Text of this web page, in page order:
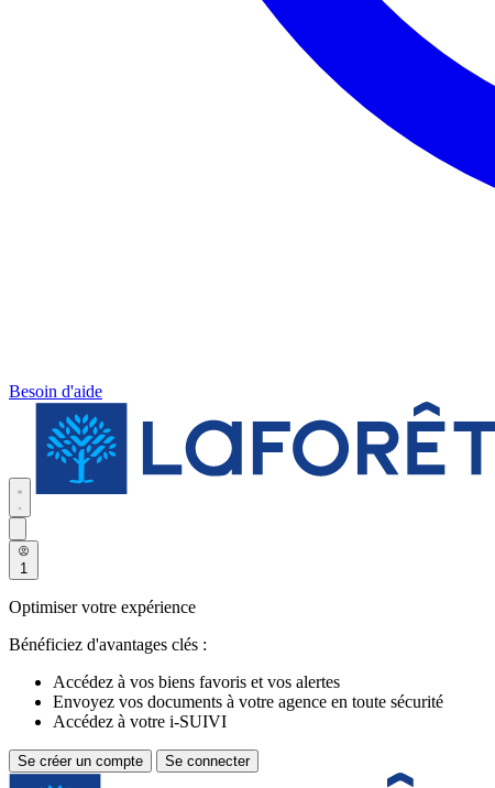
Besoin d'aide
1
Optimiser votre expérience
Bénéficiez d'avantages clés :
Accédez à vos biens favoris et vos alertes
Envoyez vos documents à votre agence en toute sécurité
Accédez à votre i-SUIVI
Se créer un compte Se connecter